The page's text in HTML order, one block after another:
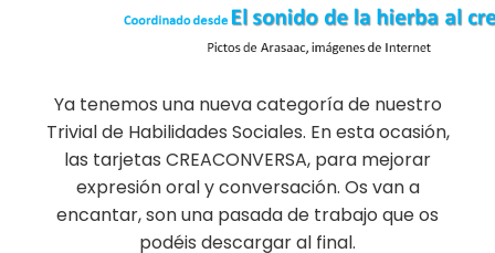
Ya tenemos una nueva categoría de nuestro
Trivial de Habilidades Sociales. En esta ocasión,
las tarjetas CREACONVERSA, para mejorar
expresión oral y conversación. Os van a
encantar, son una pasada de trabajo que os
podéis descargar al final.